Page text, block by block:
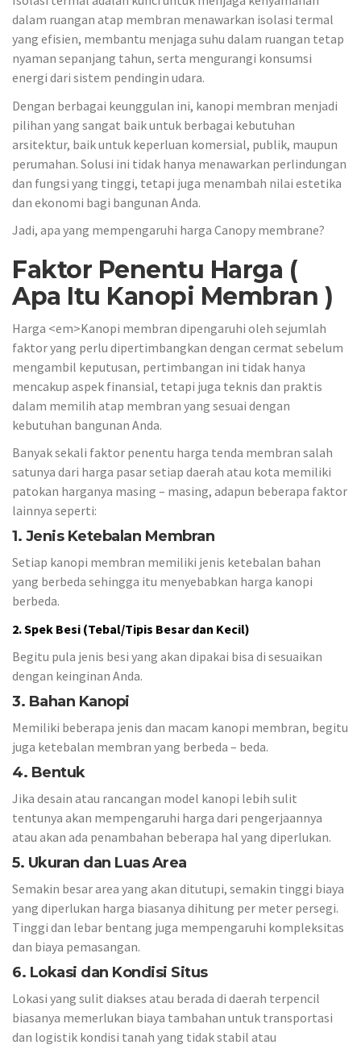
dalam ruangan atap membran menawarkan isolasi termal
yang efisien, membantu menjaga suhu dalam ruangan tetap
nyaman sepanjang tahun, serta mengurangi konsumsi
energi dari sistem pendingin udara.
Dengan berbagai keunggulan ini, kanopi membran menjadi
pilihan yang sangat baik untuk berbagai kebutuhan
arsitektur, baik untuk keperluan komersial, publik, maupun
perumahan. Solusi ini tidak hanya menawarkan perlindungan
dan fungsi yang tinggi, tetapi juga menambah nilai estetika
dan ekonomi bagi bangunan Anda.
Jadi, apa yang mempengaruhi harga Canopy membrane?
Faktor Penentu Harga (
Apa Itu Kanopi Membran )
Harga <em>Kanopi membran dipengaruhi oleh sejumlah
faktor yang perlu dipertimbangkan dengan cermat sebelum
mengambil keputusan, pertimbangan ini tidak hanya
mencakup aspek finansial, tetapi juga teknis dan praktis
dalam memilih atap membran yang sesuai dengan
kebutuhan bangunan Anda.
Banyak sekali faktor penentu harga tenda membran salah
satunya dari harga pasar setiap daerah atau kota memiliki
patokan harganya masing – masing, adapun beberapa faktor
lainnya seperti:
1. Jenis Ketebalan Membran
Setiap kanopi membran memiliki jenis ketebalan bahan
yang berbeda sehingga itu menyebabkan harga kanopi
berbeda.
2. Spek Besi (Tebal/Tipis Besar dan Kecil)
Begitu pula jenis besi yang akan dipakai bisa di sesuaikan
dengan keinginan Anda.
3. Bahan Kanopi
Memiliki beberapa jenis dan macam kanopi membran, begitu
juga ketebalan membran yang berbeda – beda.
4. Bentuk
Jika desain atau rancangan model kanopi lebih sulit
tentunya akan mempengaruhi harga dari pengerjaannya
atau akan ada penambahan beberapa hal yang diperlukan.
5. Ukuran dan Luas Area
Semakin besar area yang akan ditutupi, semakin tinggi biaya
yang diperlukan harga biasanya dihitung per meter persegi.
Tinggi dan lebar bentang juga mempengaruhi kompleksitas
dan biaya pemasangan.
6. Lokasi dan Kondisi Situs
Lokasi yang sulit diakses atau berada di daerah terpencil
biasanya memerlukan biaya tambahan untuk transportasi
dan logistik kondisi tanah yang tidak stabil atau